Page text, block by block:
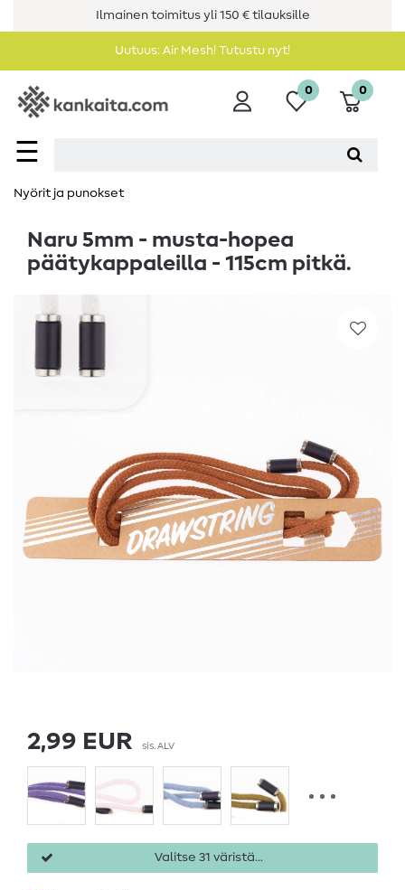
Ilmainen toimitus yli 150 € tilauksille
Uutuus: Air Mesh! Tutustu nyt!
☰
0 0
Nyörit ja punokset
Naru 5mm - musta-hopea
päätykappaleilla - 115cm pitkä.
2,99 EUR sis. ALV
Valitse 31 väristä...